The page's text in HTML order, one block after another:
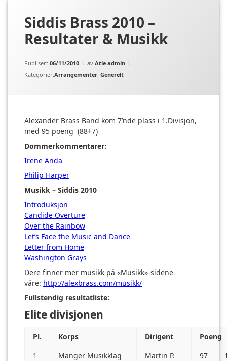
Siddis Brass 2010 –
Resultater & Musikk
Publisert 06/11/2010 av Atle admin
Kategorier:Arrangementer, Generelt
Alexander Brass Band kom 7’nde plass i 1.Divisjon,
med 95 poeng (88+7)
Dommerkommentarer:
Irene Anda
Philip Harper
Musikk – Siddis 2010
Introduksjon
Candide Overture
Over the Rainbow
Let’s Face the Music and Dance
Letter from Home
Washington Grays
Dere finner mer musikk på «Musikk»-sidene
våre: http://alexbrass.com/musikk/
Fullstendig resultatliste:
Elite divisjonen
Pl. Korps Dirigent
Poeng
1
Manger Musikklag
Martin P.
97